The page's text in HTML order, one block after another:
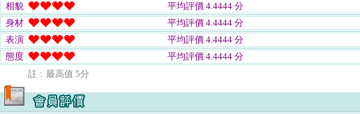
相貌
平均評價 4.4444 分
身材
平均評價 4.4444 分
表演
平均評價 4.4444 分
態度
平均評價 4.4444 分
註﹕最高值 5分